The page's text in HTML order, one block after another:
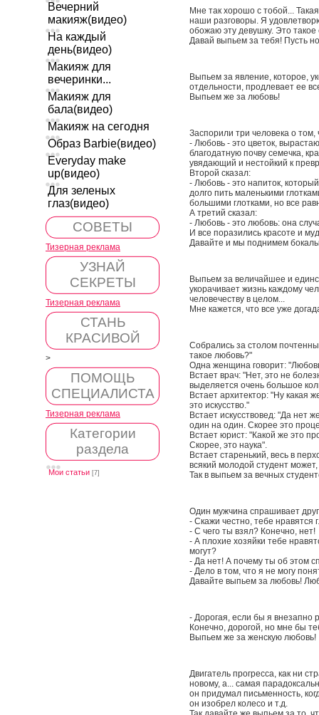
Вечерний
макияж(видео)
На каждый
день(видео)
Макияж для
вечеринки...
Макияж для
бала(видео)
Макияж на сегодня
Образ Barbie(видео)
Everyday make
up(видео)
Для зеленых
глаз(видео)
СОВЕТЫ
Тизерная реклама
УЗНАЙ
СЕКРЕТЫ
Тизерная реклама
СТАНЬ
КРАСИВОЙ
>
ПОМОЩЬ
СПЕЦИАЛИСТА
Тизерная реклама
Категории
раздела
Мои статьи [7]
Мне так хорошо с тобой...
наши разговоры. Я
обожаю эту девушку. Это такое
Давай выпьем за тебя! Пусть
Выпьем за явление, которое,
отдельности, продлевает ее
Выпьем же за любовь!
Заспорили три человека о
- Любовь - это цветок,
благодатную почву семечка,
увядающий и нестойкий к
Второй сказал:
- Любовь - это напиток,
долго пить маленькими
большими глотками, но все
А третий сказал:
- Любовь - это любовь: она
И все поразились красоте и
Давайте и мы поднимем
Выпьем за величайшее и
укорачивает жизнь каждому
человечеству в целом...
Мне кажется, что все уже
Собрались за столом
такое любовь?"
Одна женщина говорит:
Встает врач: "Нет, это не
выделяется очень большое
Встает архитектор: "Ну какая
это искусство."
Встает искусствовед: "Да нет
один на один. Скорее это
Встает юрист: "Какой же это
Скорее, это наука".
Встает старенький, весь в
всякий молодой студент
Так в выпьем за вечных
Один мужчина спрашивает
- Скажи честно, тебе
- С чего ты взял? Конечно, нет!
- А плохие хозяйки тебе
могут?
- Да нет! А почему ты об этом
- Дело в том, что я не могу
Давайте выпьем за любовь!
- Дорогая, если бы я
Конечно, дорогой, но мне бы
Выпьем же за женскую любовь!
Двигатель прогресса, как ни
новому, а... самая
он придумал письменность,
он изобрел колесо и т.д.